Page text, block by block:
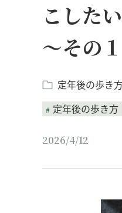
こした
～その
定年後の歩き
定年後の歩き方
2026/4/12